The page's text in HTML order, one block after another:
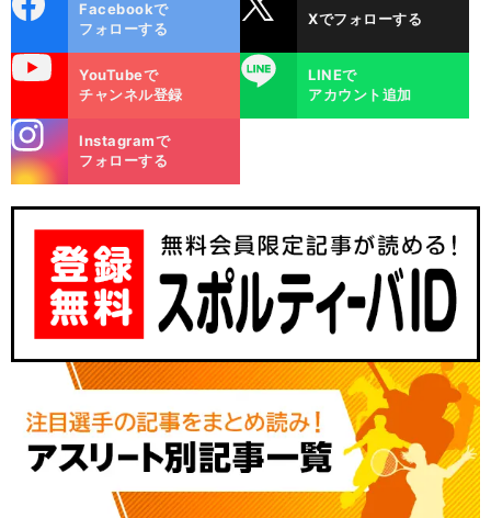
ok
Facebookで
フォローする
Xでフォローする
YouTubeで
チャンネル登録
LINE
LINEで
アカウント追加
m
Instagramで
フォローする